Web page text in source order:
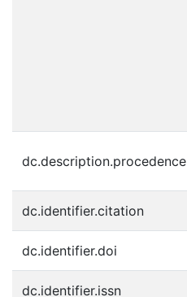
dc.description.procedence
dc.identifier.citation
dc.identifier.doi
dc.identifier.issn